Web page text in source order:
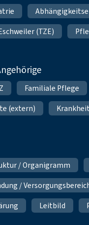
(TZE)
Familiale Pflege
(extern)
/ Organigramm
/
Leitbild